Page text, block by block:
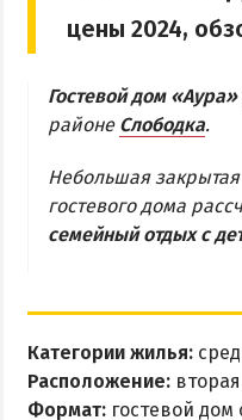
Бердянская коса
БЕРДЯНСКАЯ КОСА
Дальняя коса
ВЕРХОВАЯ
КОЛОНИЯ
цены 2024,
Гостевой дом «Аура»
районе Слободка.
Небольшая
гостевого дома
семейный отдых с
Категории жилья:
Расположение:
Формат: гостевой